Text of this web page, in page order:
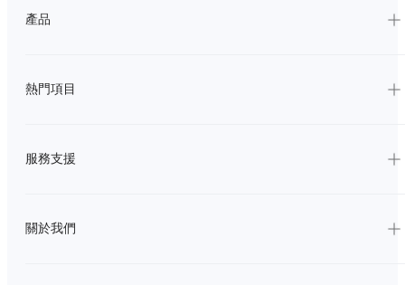
產品
熱門項目
服務支援
關於我們